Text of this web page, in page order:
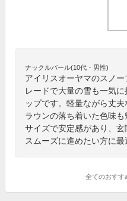
ナックルバール(10代・男性)
アイリスオーヤマのスノ
レードで大量の雪も一気
ップです。軽量ながら丈
ラウンの落ち着いた色味
サイズで安定感があり、
スムーズに進めたい方に最
全てのおすす